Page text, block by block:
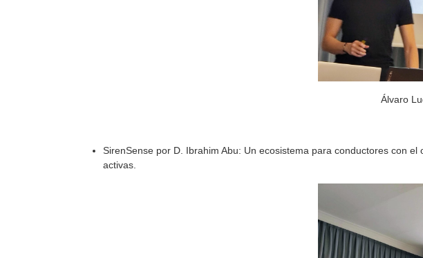
Álvaro
SirenSense por D. Ibrahim Abu: Un ecosistema para conductores con
activas.